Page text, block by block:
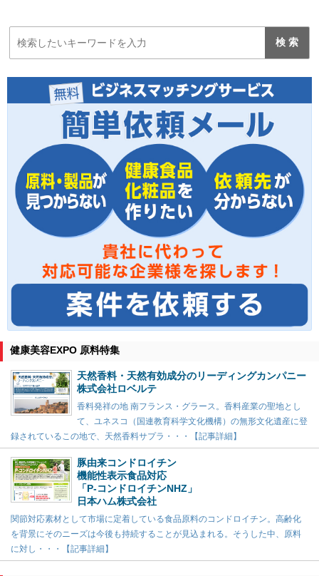
健康美容EXPO 原料特集
天然香料・天然有効成分のリーディングカンパニー
株式会社ロベルテ
香料発祥の地 南フランス・グラース。香料産業の聖地とし
て、ユネスコ（国連教育科学文化機構）の無形文化遺産に登
録されているこの地で、天然香料サプラ・・・【記事詳細】
豚由来コンドロイチン
機能性表示食品対応
「P-コンドロイチンNHZ」
日本ハム株式会社
関節対応素材として市場に定着している食品原料のコンドロイチン。高齢化
を背景にそのニーズは今後も持続することが見込まれる。そうした中、原料
に対し・・・【記事詳細】